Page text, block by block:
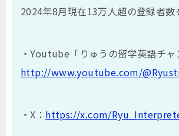
2024年8月現在13万人超の登録者数
・Youtube「りゅうの留学英語チャ
http://www.youtube.com/
・X： https://x.com/